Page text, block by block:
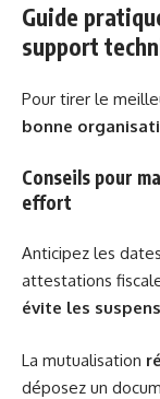
Guide
support
Pour tirer le
bonne
Conseils pour
effort
Anticipez les
attestations
évite les
La mutualisation
déposez un